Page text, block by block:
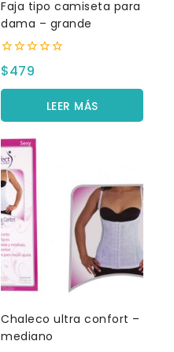
Faja tipo camiseta para
dama – grande
0
fuera
de
$479
LEER MÁS
Chaleco ultra confort –
mediano